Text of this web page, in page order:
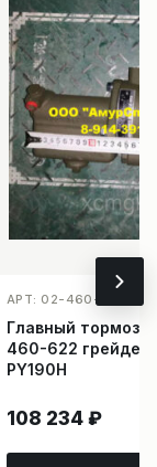
АРТ: 02-460-622_K32
Главный
460-622
PY190H
108 234 ₽